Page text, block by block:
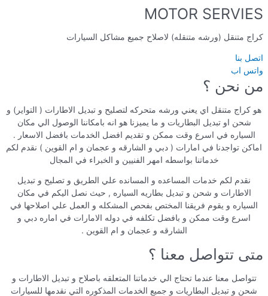
MOTOR SERVIES
كراج متنقل (ورشه متنقله) لاصلاح جميع مشاكل السيارات
اتصل بنا
واتس اب
من نحن ؟
هو كراج متنقل اي يعني ورشه متحركه لتصليح و تبديل الاطارات ( التواير) و
شحن او تبديل البطاريات و ما يميزنا هو انه بامكاننا الوصول الي مكان
السياره في اسرع وقت ممكن و تقديم افضل الخدمات بافضل الاسعار .
اماكن تواجدنا في امارات ( دبي و الشارقه و عجمان و ام القوين ) نقدم لكم
خدماتنا بواسطه امهر الفنيين و الخبراء في المجال
نقدم لكم خدمات المساعده و المسانده علي الطريق و تصليح و تبديل
الاطارات و شحن و تبديل بطاريه السياره , حيث نصل اليكم في مكان
السياره و يقوم فريقنا المختص بفحص المشكله و العمل علي اصلاحها في
اسرع وقت ممكن و بافضل تكلفه في دوله الامارات في اماره دبي و
الشارقه و عجمان و ام القوين .
متى تتواصل معنا ؟
تتواصل معنا عندما تحتاج الي خدماتنا المتعلقه باصلاح و تبديل الاطارات و
شحن و تبديل البطاريات و جميع الخدمات المذكوره التي نقدمها للسيارات